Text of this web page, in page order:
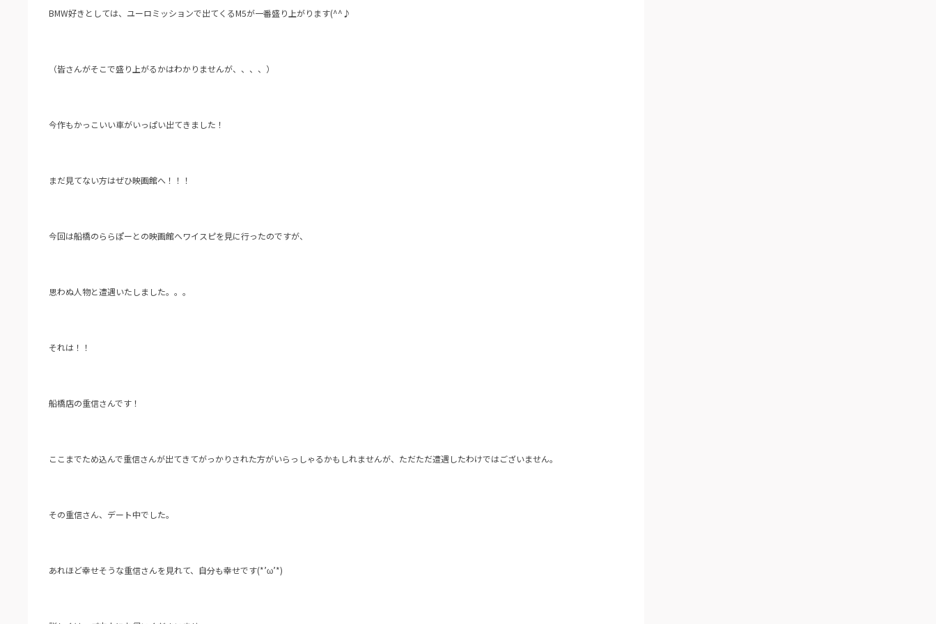
BMW好きとしては、ユーロミッションで出てくるM5が一番盛り上がります(^^♪
（皆さんがそこで盛り上がるかはわかりませんが、、、、）
今作もかっこいい車がいっぱい出てきました！
まだ見てない方はぜひ映画館へ！！！
今回は船橋のららぽーとの映画館へワイスピを見に行ったのですが、
思わぬ人物と遭遇いたしました。。。
それは！！
船橋店の重信さんです！
ここまでため込んで重信さんが出てきてがっかりされた方がいらっしゃるかもしれませんが、ただただ遭遇したわけではございません。
その重信さん、デート中でした。
あれほど幸せそうな重信さんを見れて、自分も幸せです(*’ω’*)